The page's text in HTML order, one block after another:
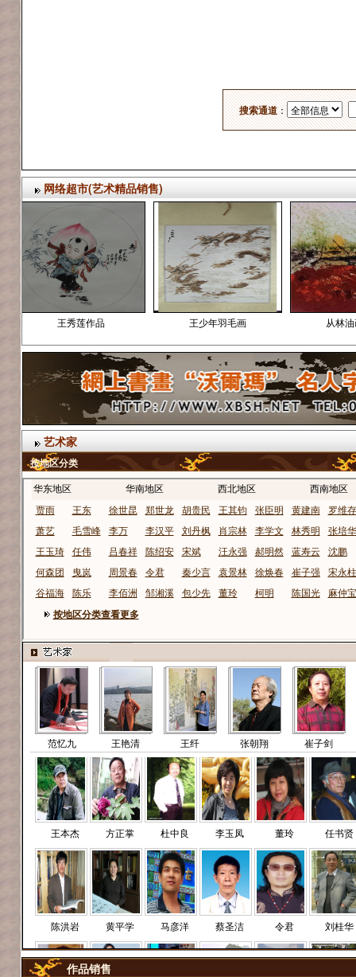
搜索通道：
网络超市(艺术精品销售)
王少年羽毛画 从林油画作品
艺术家
按地区分类
范忆九 王艳清 王纤 张朝翔 崔子剑
王东 贾雨 薛宣林画家简介 张铁建 王本昌 个人简
犁夫 李金保 李振淑 朱秀坤 陈明 张卫国 刘德超
王东帝
刘琳 满云林 魏敬杰 李沐峰 傅爱国 虞卫毅
戴培仁 王少年 张东升 张昌菊 胡志新 唐成泉
王本杰 方正掌 杜中良 李玉凤 董玲 任书贤
陈洪岩 黄平学 马彦洋 蔡圣洁 令君 刘桂华
作品销售